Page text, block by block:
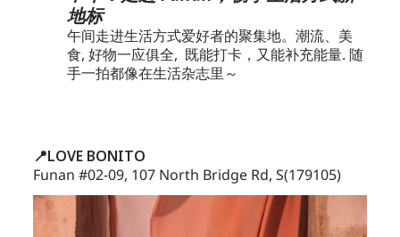
地标
午间走进生活方式爱好者的聚集地。潮流、美
食, 好物一应俱全, 既能打卡，又能补充能量. 随
手一拍都像在生活杂志里～
📍LOVE BONITO
Funan #02-09, 107 North Bridge Rd, S(179105)